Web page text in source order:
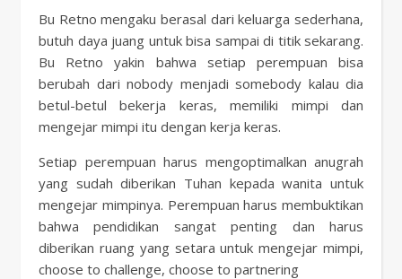
Bu Retno mengaku berasal dari keluarga sederhana,
butuh daya juang untuk bisa sampai di titik sekarang.
Bu Retno yakin bahwa setiap perempuan bisa
berubah dari nobody menjadi somebody kalau dia
betul-betul bekerja keras, memiliki mimpi dan
mengejar mimpi itu dengan kerja keras.
Setiap perempuan harus mengoptimalkan anugrah
yang sudah diberikan Tuhan kepada wanita untuk
mengejar mimpinya. Perempuan harus membuktikan
bahwa pendidikan sangat penting dan harus
diberikan ruang yang setara untuk mengejar mimpi,
choose to challenge, choose to partnering